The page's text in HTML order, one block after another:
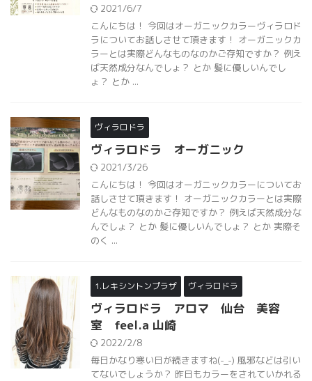
2021/6/7
こんにちは！ 今回はオーガニックカラーヴィラロド
ラについてお話しさせて頂きます！ オーガニックカ
ラーとは実際どんなものなのかご存知ですか？ 例え
ば天然成分なんでしょ？ とか 髪に優しいんでし
ょ？ とか ...
ヴィラロドラ
ヴィラロドラ オーガニック
2021/3/26
こんにちは！ 今回はオーガニックカラーについてお
話しさせて頂きます！ オーガニックカラーとは実際
どんなものなのかご存知ですか？ 例えば天然成分な
んでしょ？ とか 髪に優しいんでしょ？ とか 実際そ
のく ...
1.レキシントンプラザ ヴィラロドラ
ヴィラロドラ アロマ 仙台 美容
室 feel.a 山崎
2022/2/8
毎日かなり寒い日が続きますね(-_-) 風邪などは引い
てないでしょうか？ 昨日もカラーをされていかれる